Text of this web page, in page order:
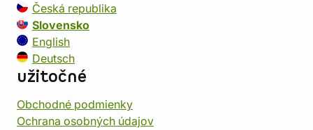
Česká republika
Slovensko
English
Deutsch
užitočné
Obchodné podmienky
Ochrana osobných údajov